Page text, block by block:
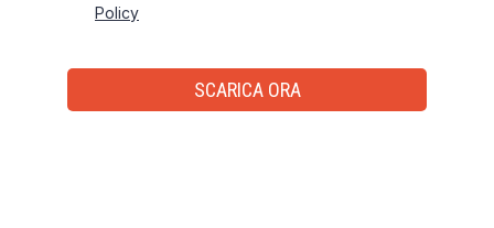
Policy
SCARICA ORA